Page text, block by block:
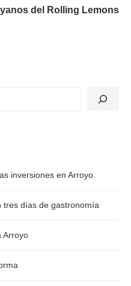
del Rolling Lemons
inversiones en Arroyo
tres días de gastronomía
Arroyo